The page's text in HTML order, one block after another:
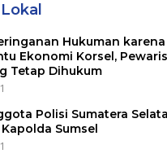
Hukuman
Ekonomi Korsel, Pewaris
Tetap Dihukum
Polisi Sumatera
Sumsel